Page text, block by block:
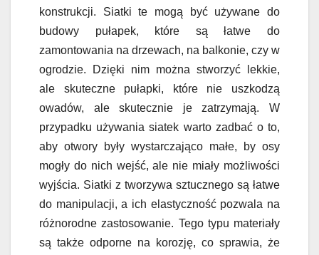
konstrukcji. Siatki te mogą być używane do
budowy pułapek, które są łatwe do
zamontowania na drzewach, na balkonie, czy w
ogrodzie. Dzięki nim można stworzyć lekkie,
ale skuteczne pułapki, które nie uszkodzą
owadów, ale skutecznie je zatrzymają. W
przypadku używania siatek warto zadbać o to,
aby otwory były wystarczająco małe, by osy
mogły do nich wejść, ale nie miały możliwości
wyjścia. Siatki z tworzywa sztucznego są łatwe
do manipulacji, a ich elastyczność pozwala na
różnorodne zastosowanie. Tego typu materiały
są także odporne na korozję, co sprawia, że